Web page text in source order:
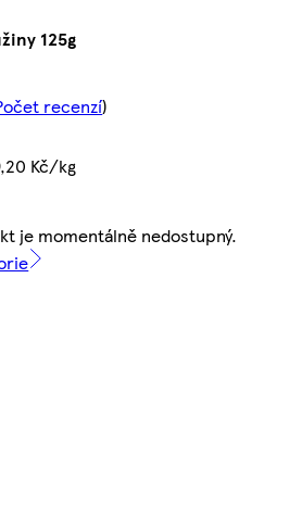
125g
recenzí)
Kč/kg
je momentálně nedostupný.